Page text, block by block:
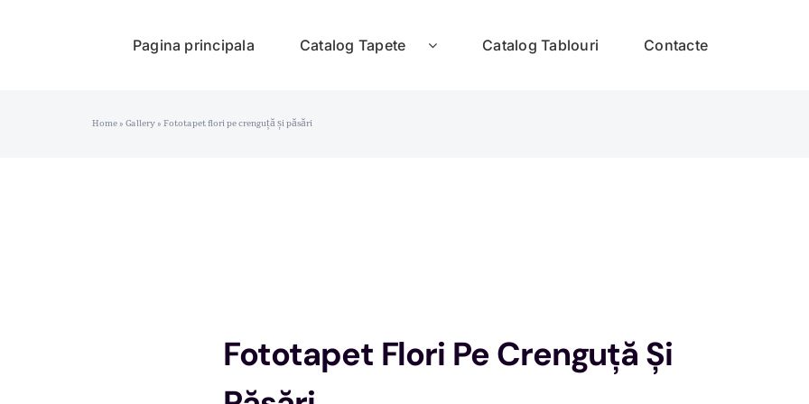
Pagina principala Catalog Tapete Catalog Tablouri Contacte
Home»Gallery»Fototapet flori pe crenguță și păsări
Fototapet Flori Pe Crenguță Și